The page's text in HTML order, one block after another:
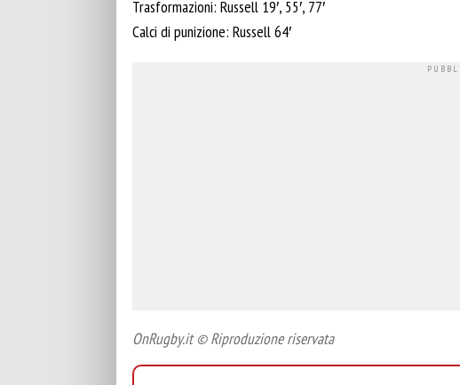
Trasformazioni: Russell 19′, 55′, 77′
Calci di punizione: Russell 64′
OnRugby.it © Riproduzione riservata